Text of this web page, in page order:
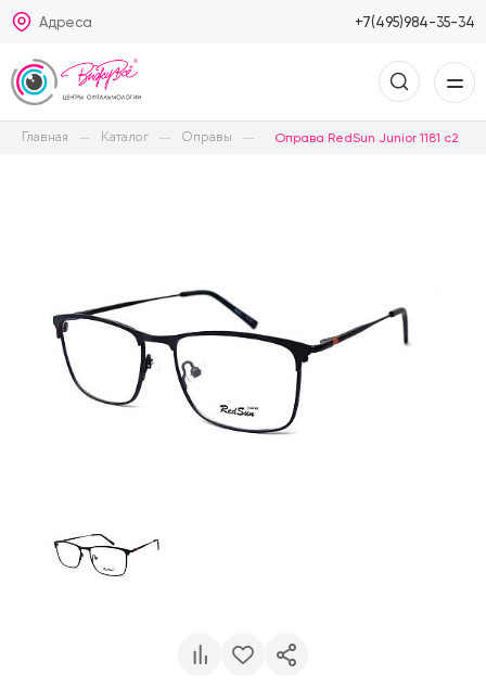
Адреса +7(495)984-35-34
Главная Каталог Оправы Оправа RedSun Junior 1181 с2